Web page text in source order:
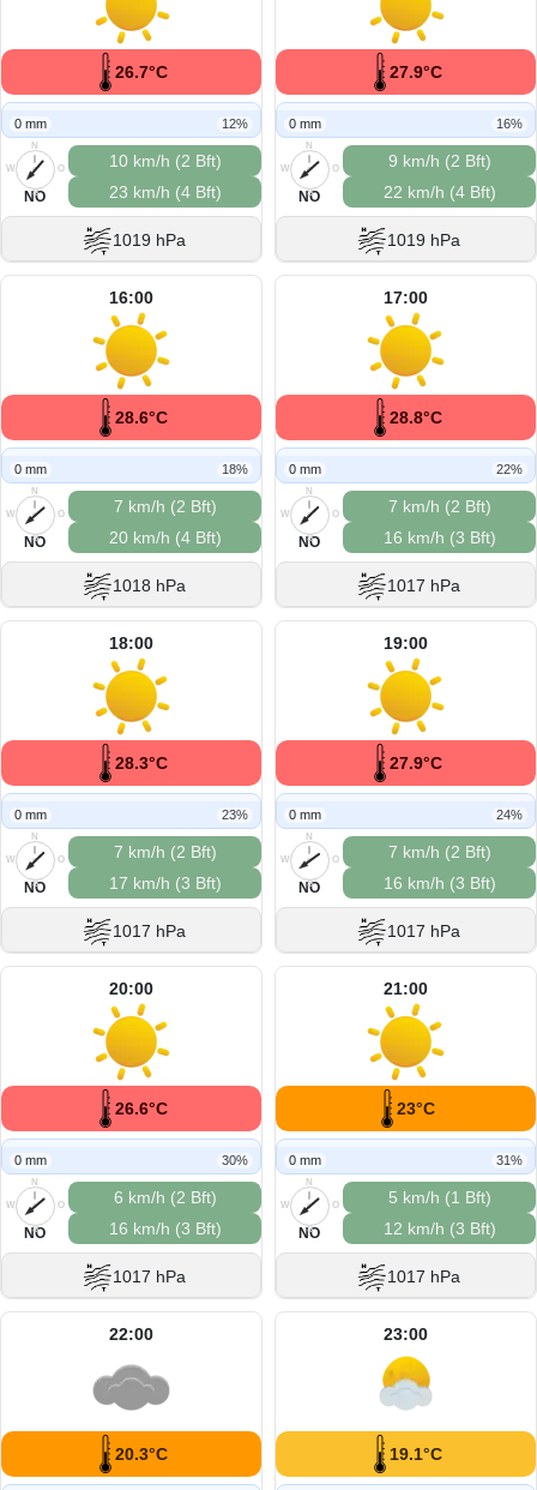
26.7°C
0 mm 12%
N
O
S
W
NO
10 km/h (2 Bft)
23 km/h (4 Bft)
1019 hPa
27.9°C
0 mm 16%
N
O
S
W
NO
9 km/h (2 Bft)
22 km/h (4 Bft)
1019 hPa
16:00
28.6°C
0 mm 18%
N
O
S
W
NO
7 km/h (2 Bft)
20 km/h (4 Bft)
1018 hPa
17:00
28.8°C
0 mm 22%
N
O
S
W
NO
7 km/h (2 Bft)
16 km/h (3 Bft)
1017 hPa
18:00
28.3°C
0 mm 23%
N
O
S
W
NO
7 km/h (2 Bft)
17 km/h (3 Bft)
1017 hPa
19:00
27.9°C
0 mm 24%
N
O
S
W
NO
7 km/h (2 Bft)
16 km/h (3 Bft)
1017 hPa
20:00
26.6°C
0 mm 30%
N
O
S
W
NO
6 km/h (2 Bft)
16 km/h (3 Bft)
1017 hPa
21:00
23°C
0 mm 31%
N
O
S
W
NO
5 km/h (1 Bft)
12 km/h (3 Bft)
1017 hPa
22:00
20.3°C
23:00
19.1°C